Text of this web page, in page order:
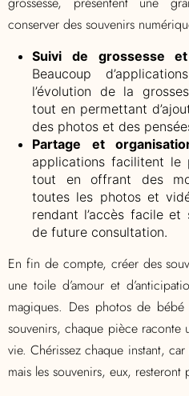
conserver des souvenirs
Suivi de grossesse
Beaucoup
l’évolution de la
tout en permettant
des photos et des
Partage et
applications facilitent le
tout en offrant des
toutes les photos et
rendant l’accès facile
de future consultation.
En fin de compte, créer des
une toile d’amour et
magiques. Des photos de
souvenirs, chaque pièce raconte
vie. Chérissez chaque instant,
mais les souvenirs, eux, resteront